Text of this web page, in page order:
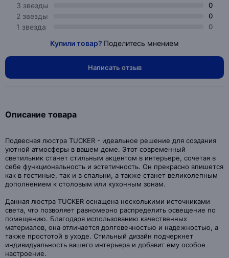
3 звезды 0
2 звезды 0
1 звезда 0
Купили товар? Поделитесь мнением
Написать отзыв
Описание товара
Подвесная люстра TUCKER - идеальное решение для создания
уютной атмосферы в вашем доме. Этот современный
светильник станет стильным акцентом в интерьере, сочетая в
себе функциональность и эстетичность. Он прекрасно впишется
как в гостиные, так и в спальни, а также станет великолепным
дополнением к столовым или кухонным зонам.
Данная люстра TUCKER оснащена несколькими источниками
света, что позволяет равномерно распределить освещение по
помещению. Благодаря использованию качественных
материалов, она отличается долговечностью и надежностью, а
также простотой в уходе. Стильный дизайн подчеркнет
индивидуальность вашего интерьера и добавит ему особое
настроение.